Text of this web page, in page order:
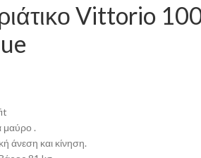
Vittorio
μαύρο .
άνεση και κίνηση.